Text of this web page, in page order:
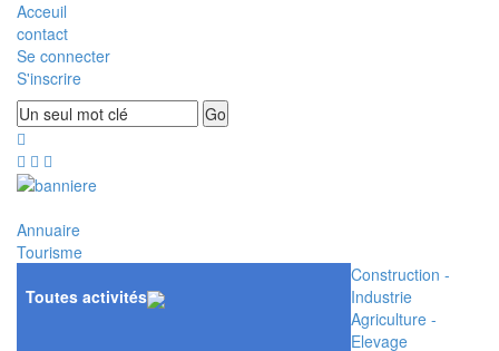
Acceuil
contact
Se connecter
S'inscrire
Annuaire
Tourisme
Toutes activités
Construction -
Industrie
Agriculture -
Elevage